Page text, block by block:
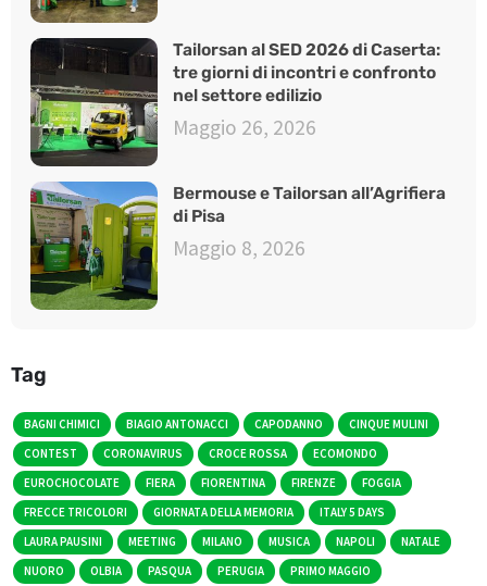
Tailorsan al SED 2026 di Caserta:
tre giorni di incontri e confronto
nel settore edilizio
Maggio 26, 2026
Bermouse e Tailorsan all’Agrifiera
di Pisa
Maggio 8, 2026
Tag
BAGNI CHIMICI BIAGIO ANTONACCI CAPODANNO
CINQUE MULINI
CONTEST
CORONAVIRUS CROCE ROSSA
ECOMONDO
EUROCHOCOLATE
FIERA FIORENTINA FIRENZE
FOGGIA
FRECCE TRICOLORI
GIORNATA DELLA MEMORIA
ITALY 5 DAYS
LAURA PAUSINI
MEETING MILANO MUSICA NAPOLI
NATALE
NUORO
OLBIA PASQUA PERUGIA
PRIMO MAGGIO